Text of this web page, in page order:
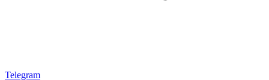
Telegram